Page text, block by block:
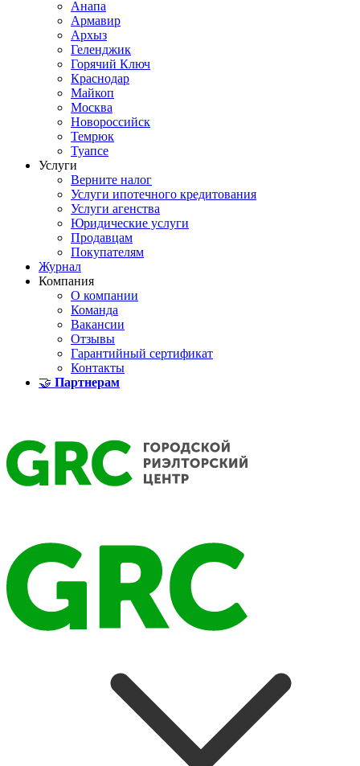
Анапа
Армавир
Архыз
Геленджик
Горячий Ключ
Краснодар
Майкоп
Москва
Новороссийск
Темрюк
Туапсе
Услуги
Верните налог
Услуги ипотечного кредитования
Услуги агенства
Юридические услуги
Продавцам
Покупателям
Журнал
Компания
О компании
Команда
Вакансии
Отзывы
Гарантийный сертификат
Контакты
🤝 Партнерам